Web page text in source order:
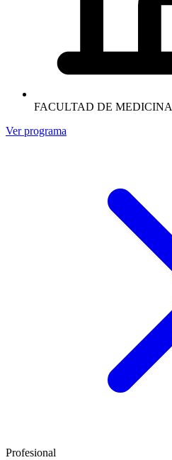
FACULTAD DE MEDICINA
Ver programa
Profesional